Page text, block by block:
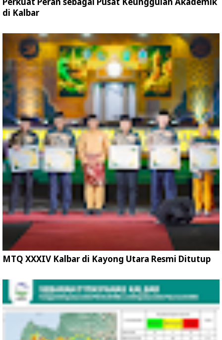
di Kalbar
MTQ XXXIV Kalbar di Kayong Utara Resmi Ditutup